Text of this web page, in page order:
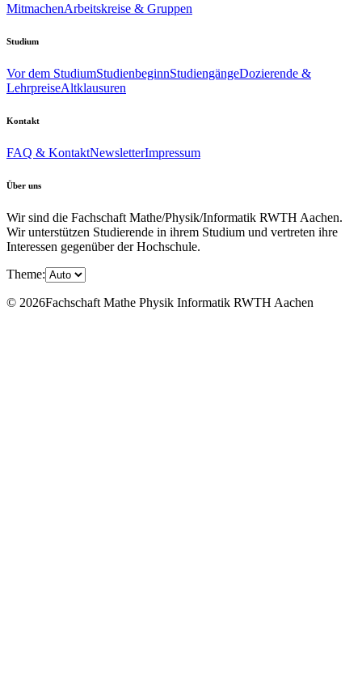
MitmachenArbeitskreise & Gruppen
Studium
Vor dem StudiumStudienbeginnStudiengängeDozierende &
LehrpreiseAltklausuren
Kontakt
FAQ & KontaktNewsletterImpressum
Über uns
Wir sind die Fachschaft Mathe/Physik/Informatik RWTH Aachen.
Wir unterstützen Studierende in ihrem Studium und vertreten ihre
Interessen gegenüber der Hochschule.
Theme:
© 2026Fachschaft Mathe Physik Informatik RWTH Aachen